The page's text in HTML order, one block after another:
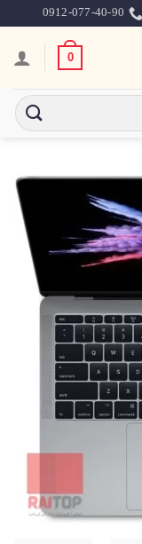
0912-077-40-90
0